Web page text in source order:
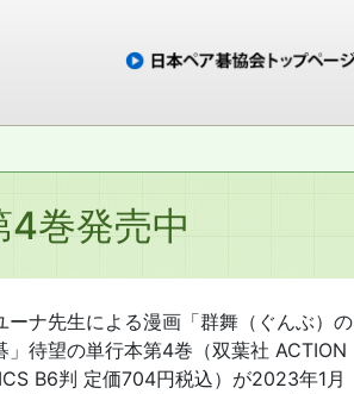
巻発売中
ーナ先生による漫画「群舞（ぐんぶ）の
」待望の単行本第4巻（双葉社 ACTION
B6判 定価704円税込）が2023年1月